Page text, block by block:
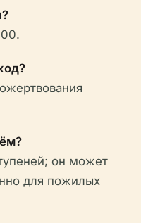
он может
для пожилых